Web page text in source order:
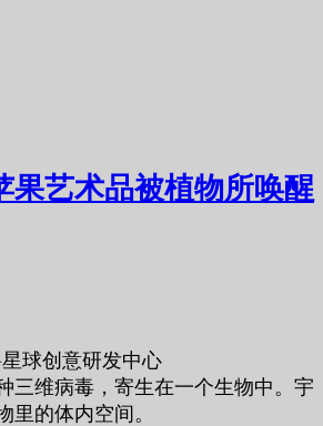
果艺术品被植物所唤醒
球创意研发中心
三维病毒，寄生在一个生物中。宇
里的体内空间。